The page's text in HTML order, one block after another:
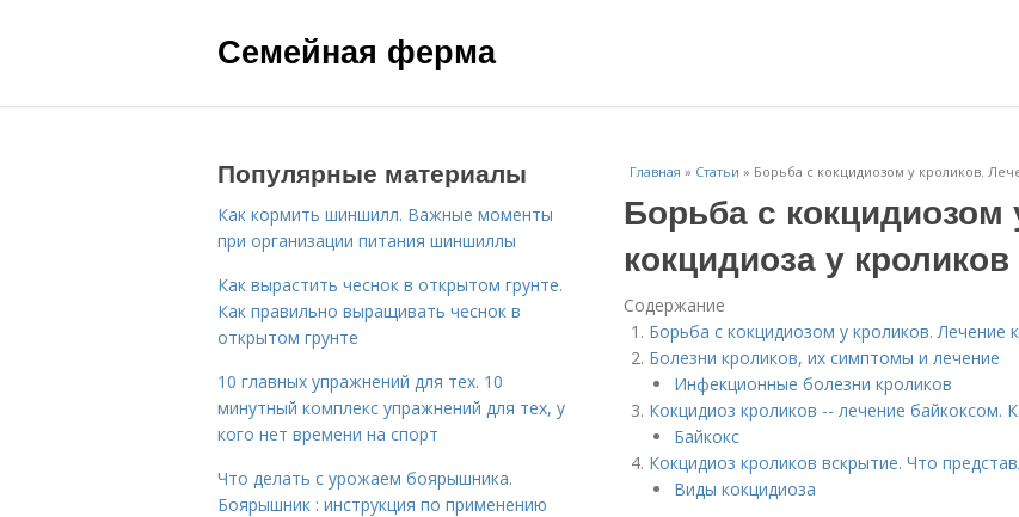
Семейная ферма
Главная » Статьи » Борьба с кокцидиозом у кроликов.
Борьба с кокцидиозом
кокцидиоза у кроликов
Содержание
Борьба с кокцидиозом у кроликов. Лечение
Болезни кроликов, их симптомы и лечение
Инфекционные болезни кроликов
Кокцидиоз кроликов -- лечение байкоксом.
Байкокс
Кокцидиоз кроликов вскрытие. Что
Виды кокцидиоза
Популярные материалы
Как кормить шиншилл. Важные моменты
при организации питания шиншиллы
Как вырастить чеснок в открытом грунте.
Как правильно выращивать чеснок в
открытом грунте
10 главных упражнений для тех. 10
минутный комплекс упражнений для тех, у
кого нет времени на спорт
Что делать с урожаем боярышника.
Боярышник : инструкция по применению